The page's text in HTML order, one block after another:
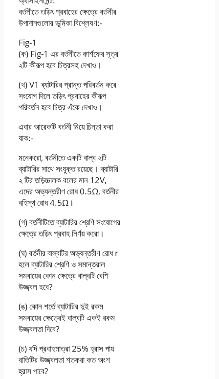
বর্তনীতে তড়িৎ প্রবাহের ক্ষেত্রে বর্তনীর
উপাদানগুলাের ভূমিকা বিশ্লেষণ:-
Fig-1
(ক) Fig-1 এর বর্তনীতে কার্শফের সূত্র
২টি কীরূপ হবে চিত্রসহ দেখাও।
(খ) V1 ব্যাটারির প্রান্ত পরিবর্তন করে
সংযােগ দিলে তড়িৎ প্রবাহের কীরূপ
পরিবর্তন হবে চিত্র এঁকে দেখাও।
এবার আরেকটি বর্তনী নিয়ে চিন্তা করা
যাক:-
মনেকরাে, বর্তনীতে একটি বাল্ব ২টি
ব্যাটারির সাথে সংযুক্ত রয়েছে। ব্যাটারি
২ টির তড়িচ্চালক বলের মান 12V,
এদের অভ্যন্তরীণ রােধ 0.5Ω, বর্তনীর
বহিস্থ রােধ 4.5Ω।
(গ) বর্তনীটিতে ব্যাটারির শ্রেণি সংযােগের
ক্ষেত্রে তড়িৎ প্রবাহ নির্ণয় করাে।
(ঘ) বর্তনীর বাল্বটির অভ্যন্তরীণ রােধ r
হলে ব্যাটারির শ্রেণি ও সমান্তরাল
সমবায়ের কোন ক্ষেত্রে বাল্বটি বেশি
উজ্জ্বল হবে?
(ঙ) কোন শর্তে ব্যাটারির দুই রকম
সমবায়ের ক্ষেত্রেই বাল্বটি একই রকম
উজ্জ্বলতা দিবে?
(চ) যদি প্রবাহমাত্রা 25% হ্রাস পায়
বাতিটির উজ্জ্বলতা শতকরা কত অংশ
হ্রাস পাবে?